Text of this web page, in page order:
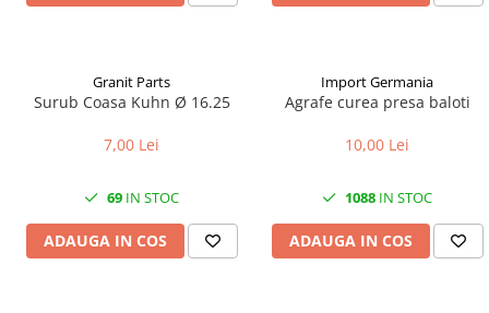
Granit Parts
Surub Coasa Kuhn Ø 16.25
7,00 Lei
69 IN STOC
ADAUGA IN COS
Import Germania
Agrafe curea presa baloti
10,00 Lei
1088 IN STOC
ADAUGA IN COS